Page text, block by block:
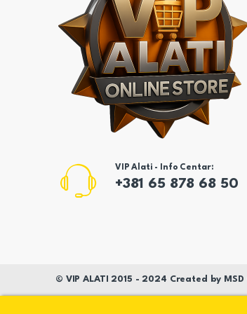
VIP Alati - Info Centar:
+381 65 878 68 50
© VIP ALATI 2015 - 2024 Created by MSD